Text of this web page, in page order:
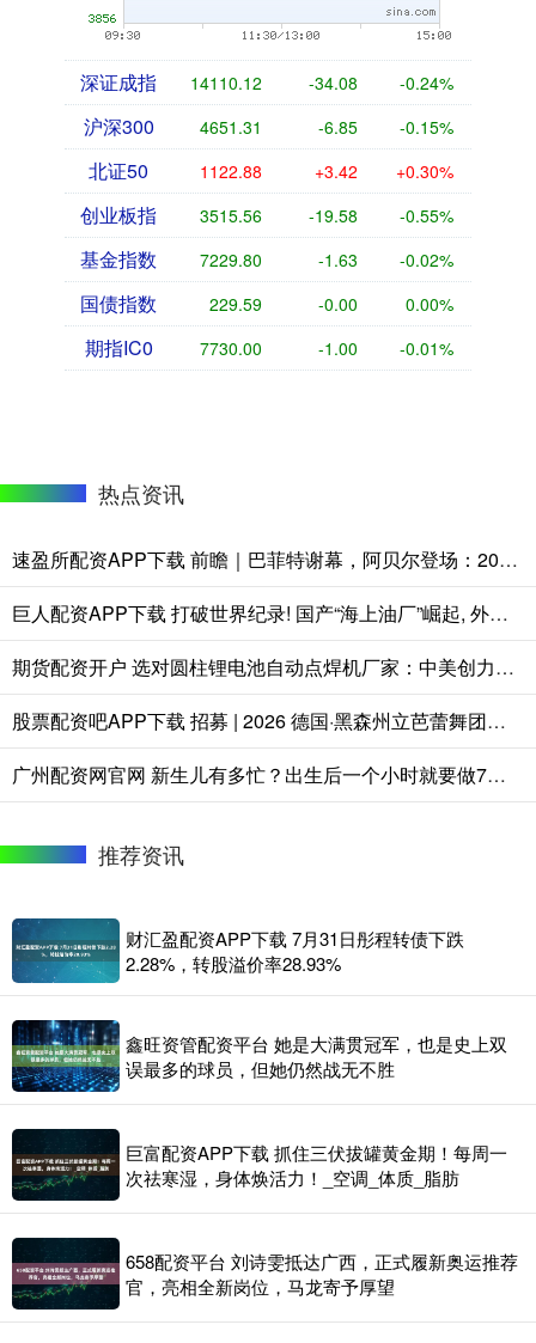
深证成指 14110.12 -34.08 -0.24%
沪深300 4651.31 -6.85 -0.15%
北证50 1122.88 +3.42 +0.30%
创业板指 3515.56 -19.58 -0.55%
基金指数 7229.80 -1.63 -0.02%
国债指数 229.59 -0.00 0.00%
期指IC0 7730.00 -1.00 -0.01%
热点资讯
速盈所配资APP下载 前瞻｜巴菲特谢幕，阿贝尔登场：2026伯克希尔股东大会有何看点？
巨人配资APP下载 打破世界纪录! 国产“海上油厂”崛起, 外媒: 欧美巨头要慌了?
期货配资开户 选对圆柱锂电池自动点焊机厂家：中美创力，十余载匠心守护生产稳定
股票配资吧APP下载 招募 | 2026 德国·黑森州立芭蕾舞团【舞者招募】
广州配资网官网 新生儿有多忙？出生后一个小时就要做7件事情，每件都很重要
推荐资讯
财汇盈配资APP下载 7月31日彤程转债下跌
2.28%，转股溢价率28.93%
鑫旺资管配资平台 她是大满贯冠军，也是史上双
误最多的球员，但她仍然战无不胜
巨富配资APP下载 抓住三伏拔罐黄金期！每周一
次祛寒湿，身体焕活力！_空调_体质_脂肪
658配资平台 刘诗雯抵达广西，正式履新奥运推荐
官，亮相全新岗位，马龙寄予厚望